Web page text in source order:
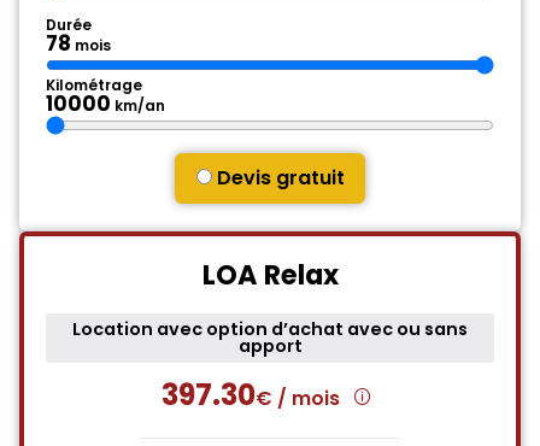
Durée
78 mois
Kilométrage
10000 km/an
Devis gratuit
LOA Relax
Location avec option d’achat avec ou sans
apport
397.30€ / mois